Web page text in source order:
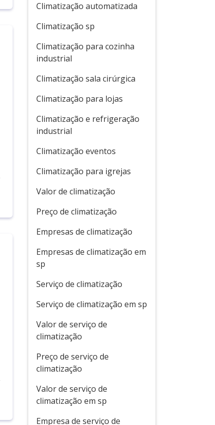
Climatização automatizada
Climatização sp
Climatização para cozinha
industrial
Climatização sala cirúrgica
Climatização para lojas
Climatização e refrigeração
industrial
Climatização eventos
Climatização para igrejas
Valor de climatização
Preço de climatização
Empresas de climatização
Empresas de climatização em
sp
Serviço de climatização
Serviço de climatização em sp
Valor de serviço de
climatização
Preço de serviço de
climatização
Valor de serviço de
climatização em sp
Empresa de serviço de